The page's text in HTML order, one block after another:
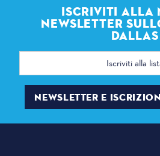
ISCRIVITI ALLA
NEWSLETTER
DALLAS
Indirizzo
mail
NEWSLETTER E